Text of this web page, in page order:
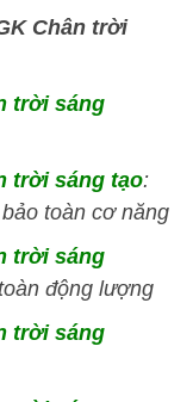
Chân trời
trời sáng
trời sáng tạo:
toàn cơ năng
trời sáng
động lượng
trời sáng